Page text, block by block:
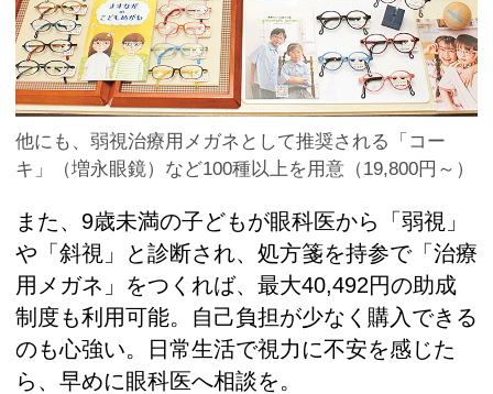
他にも、弱視治療用メガネとして推奨される「コー
キ」（増永眼鏡）など100種以上を用意（19,800円～）
また、9歳未満の子どもが眼科医から「弱視」
や「斜視」と診断され、処方箋を持参で「治療
用メガネ」をつくれば、最大40,492円の助成
制度も利用可能。自己負担が少なく購入できる
のも心強い。日常生活で視力に不安を感じた
ら、早めに眼科医へ相談を。